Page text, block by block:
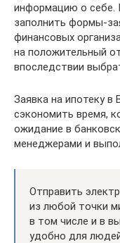
информацию о себе.
заполнить формы-
финансовых
на положительный
впоследствии
Заявка на ипотеку в
сэкономить время,
ожидание в
менеджерами и
Отправить
из любой точки
в том числе и в
удобно для